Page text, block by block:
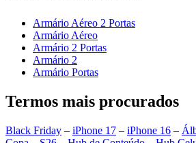
Armário Aéreo 2 Portas
Armário Aéreo
Armário 2 Portas
Armário 2
Armário Portas
Termos mais procurados
Black Friday – iPhone 17 – iPhone 16 –